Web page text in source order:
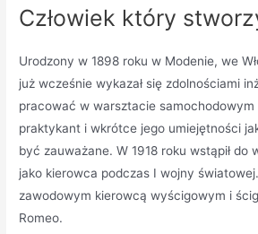
Człowiek który
Urodzony w 1898 roku w Modenie, we
już wcześnie wykazał się zdolnościami
pracować w warsztacie samochodowym
praktykant i wkrótce jego umiejętności
być zauważane. W 1918 roku wstąpił do
jako kierowca podczas I wojny
zawodowym kierowcą wyścigowym i
Romeo.